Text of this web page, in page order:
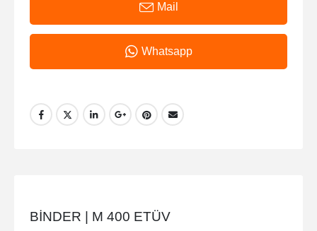
Mail
Whatsapp
BİNDER | M 400 ETÜV